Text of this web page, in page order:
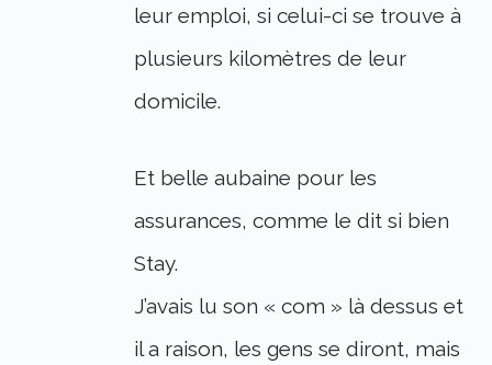
leur emploi, si celui-ci se trouve à
plusieurs kilomètres de leur
domicile.
Et belle aubaine pour les
assurances, comme le dit si bien
Stay.
J’avais lu son « com » là dessus et
il a raison, les gens se diront, mais